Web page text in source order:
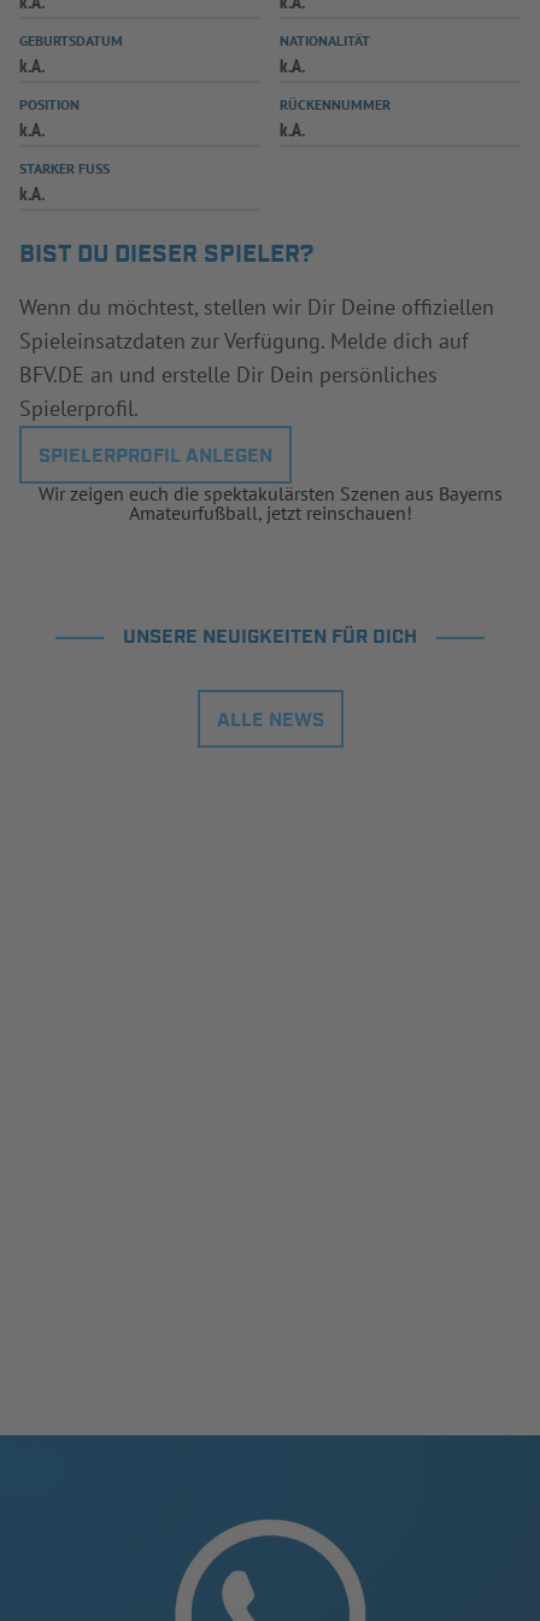
SPIELPLUS
GEBURTSDATUM
k.A.
NATIONALITÄT
k.A.
POSITION
k.A.
RÜCKENNUMMER
k.A.
STARKER FUSS
k.A.
BIST DU DIESER SPIELER?
Wenn du möchtest, stellen wir Dir Deine offiziellen
Spieleinsatzdaten zur Verfügung. Melde dich auf
BFV.DE an und erstelle Dir Dein persönliches
Spielerprofil.
SPIELERPROFIL ANLEGEN
Wir zeigen euch die spektakulärsten Szenen aus Bayerns
Amateurfußball, jetzt reinschauen!
UNSERE NEUIGKEITEN FÜR DICH
ALLE NEWS